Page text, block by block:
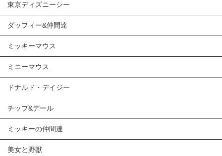
東京ディズニーシー
ダッフィー&仲間達
ミッキーマウス
ミニーマウス
ドナルド・デイジー
チップ&デール
ミッキーの仲間達
美女と野獣